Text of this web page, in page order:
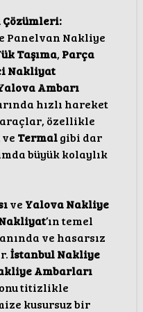
Çözümleri:
Panelvan Nakliye
Taşıma, Parça
Nakliyat
Ambarı
hızlı hareket
özellikle
ve Termalgibi dar
büyük kolaylık
ve Yalova Nakliye
’ın temel
ve hasarsız
İstanbul Nakliye
Ambarları
titizlikle
kusursuz bir